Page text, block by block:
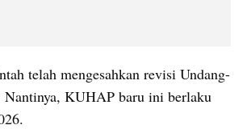
telah mengesahkan revisi Undang-
KUHAP baru ini berlaku